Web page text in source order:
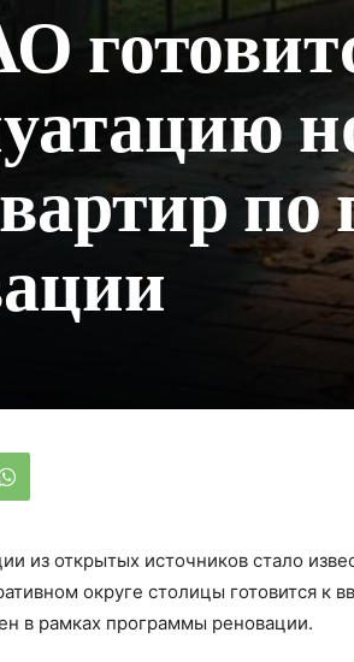
по
из открытых источников стало
округе столицы готовится к
в рамках программы реновации.